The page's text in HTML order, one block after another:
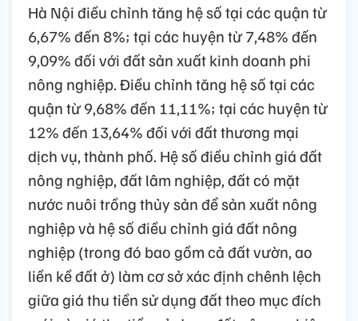
Hà Nội điều chỉnh tăng hệ số tại các quận từ
6,67% đến 8%; tại các huyện từ 7,48% đến
9,09% đối với đất sản xuất kinh doanh phi
nông nghiệp. Điều chỉnh tăng hệ số tại các
quận từ 9,68% đến 11,11%; tại các huyện từ
12% đến 13,64% đối với đất thương mại
dịch vụ, thành phố. Hệ số điều chỉnh giá đất
nông nghiệp, đất lâm nghiệp, đất có mặt
nước nuôi trồng thủy sản để sản xuất nông
nghiệp và hệ số điều chỉnh giá đất nông
nghiệp (trong đó bao gồm cả đất vườn, ao
liền kề đất ở) làm cơ sở xác định chênh lệch
giữa giá thu tiền sử dụng đất theo mục đích